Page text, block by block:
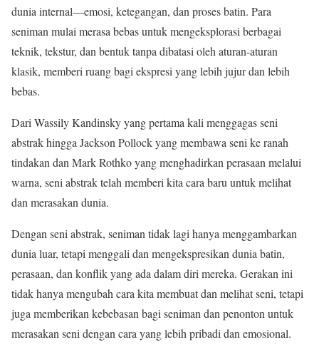
dunia internal—emosi, ketegangan, dan proses batin. Para
seniman mulai merasa bebas untuk mengeksplorasi berbagai
teknik, tekstur, dan bentuk tanpa dibatasi oleh aturan-aturan
klasik, memberi ruang bagi ekspresi yang lebih jujur dan lebih
bebas.
Dari Wassily Kandinsky yang pertama kali menggagas seni
abstrak hingga Jackson Pollock yang membawa seni ke ranah
tindakan dan Mark Rothko yang menghadirkan perasaan melalui
warna, seni abstrak telah memberi kita cara baru untuk melihat
dan merasakan dunia.
Dengan seni abstrak, seniman tidak lagi hanya menggambarkan
dunia luar, tetapi menggali dan mengekspresikan dunia batin,
perasaan, dan konflik yang ada dalam diri mereka. Gerakan ini
tidak hanya mengubah cara kita membuat dan melihat seni, tetapi
juga memberikan kebebasan bagi seniman dan penonton untuk
merasakan seni dengan cara yang lebih pribadi dan emosional.